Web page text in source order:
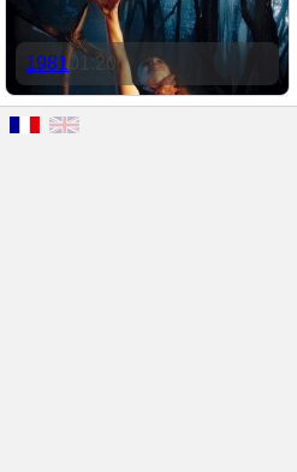
198101:20